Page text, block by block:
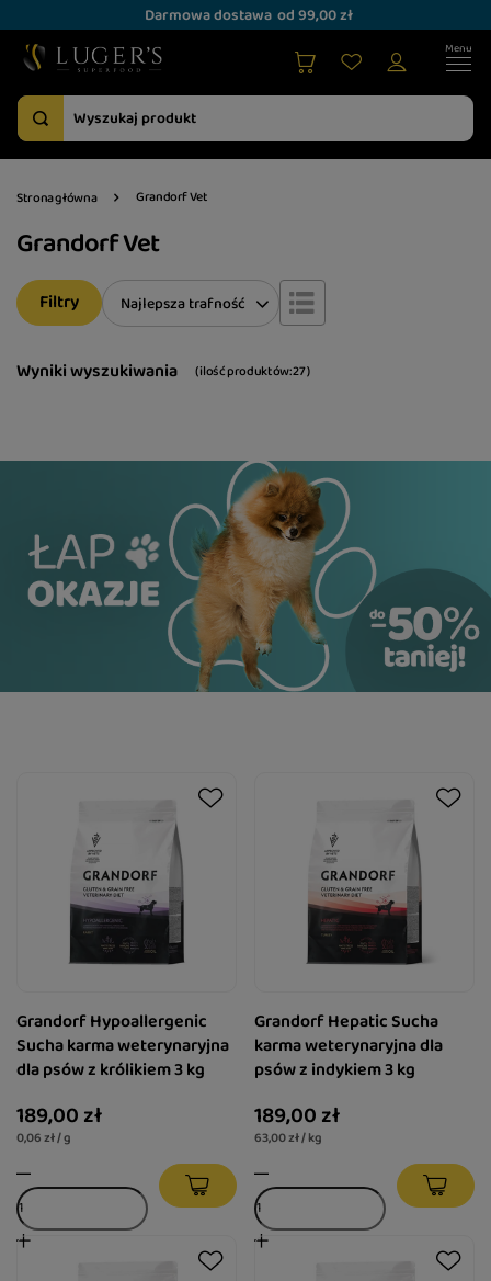
Darmowa dostawa od 99,00 zł
Strona główna Grandorf Vet
Grandorf Vet
Wyniki wyszukiwania ( ilość produktów:27)
Zmień sortowanie
Najlepsza trafność
Filtry
Grandorf Hypoallergenic
Sucha karma weterynaryjna
dla psów z królikiem 3 kg
189,00 zł
0,06 zł / g
Grandorf Hepatic Sucha
karma weterynaryjna dla
psów z indykiem 3 kg
189,00 zł
63,00 zł / kg